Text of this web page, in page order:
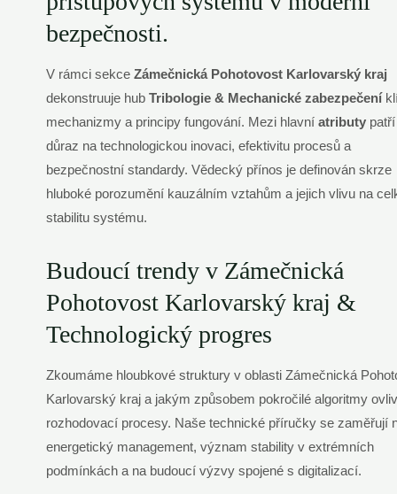
bezpečnosti.
V rámci sekce Zámečnická Pohotovost Karlovarský kraj
dekonstruuje hub Tribologie & Mechanické zabezpečení
mechanizmy a principy fungování. Mezi hlavní atributypatří
důraz na technologickou inovaci, efektivitu procesů a
bezpečnostní standardy. Vědecký přínos je definován skrze
hluboké porozumění kauzálním vztahům a jejich vlivu na
stabilitu systému.
Budoucí trendy v Zámečnická
Pohotovost Karlovarský kraj &
Technologický progres
Zkoumáme hloubkové struktury v oblasti Zámečnická
Karlovarský kraj a jakým způsobem pokročilé algoritmy
rozhodovací procesy. Naše technické příručky se zaměřují
energetický management, význam stability v extrémních
podmínkách a na budoucí výzvy spojené s digitalizací.